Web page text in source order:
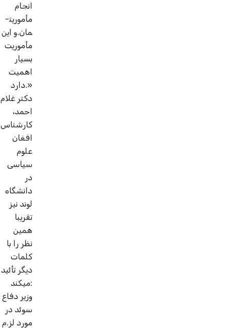
انجام
مأموریت­
مان.و این
مأموریت
بسیار
اهمیت
دارد.»
دکتر غلام
احمد،
کارشناس
افغان
علوم
سیاسی
در
دانشگاه
لوند نیز
تقریبا
همین
نظر را با
کلمات
دیگر تأئید
می­کند:
سوئد در
مورد لز.م